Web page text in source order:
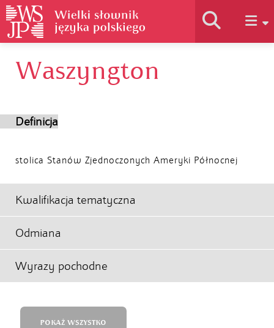
Historia słownika
Waszyngton
Definicja
stolica Stanów Zjednoczonych Ameryki Północnej
Kwalifikacja tematyczna
Odmiana
Wyrazy pochodne
POKAŻ WSZYSTKO